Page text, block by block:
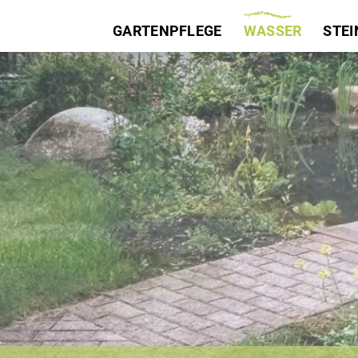
GARTENPFLEGE WASSER